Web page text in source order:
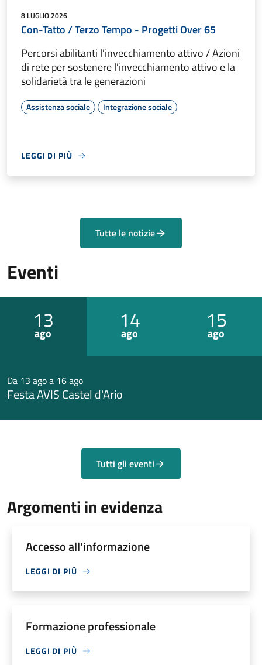
8 LUGLIO 2026
Con-Tatto / Terzo Tempo - Progetti Over 65
Percorsi abilitanti l’invecchiamento attivo / Azioni
di rete per sostenere l’invecchiamento attivo e la
solidarietà tra le generazioni
Assistenza sociale Integrazione sociale
LEGGI DI PIÙ
Tutte le notizie
Eventi
13
ago 14
ago 15
ago
Da 13 ago a 16 ago
Festa AVIS Castel d'Ario
Tutti gli eventi
Argomenti in evidenza
Accesso all'informazione
LEGGI DI PIÙ
Formazione professionale
LEGGI DI PIÙ